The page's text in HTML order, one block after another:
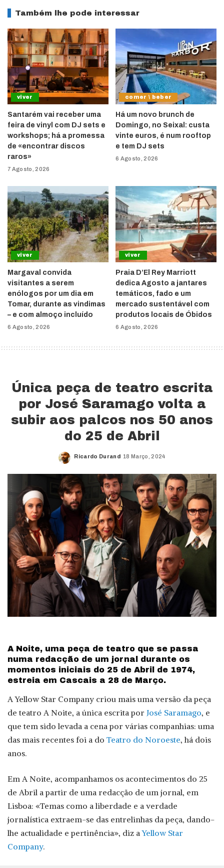
Também lhe pode interessar
viver
Santarém vai receber uma
feira de vinyl com DJ sets e
workshops; há a promessa
de «encontrar discos
raros»
7 Agosto, 2026
comer \ beber
Há um novo brunch de
Domingo, no Seixal: custa
vinte euros, é num rooftop
e tem DJ sets
6 Agosto, 2026
viver
Margaval convida
visitantes a serem
enólogos por um dia em
Tomar, durante as vindimas
– e com almoço incluído
6 Agosto, 2026
viver
Praia D’El Rey Marriott
dedica Agosto a jantares
temáticos, fado e um
mercado sustentável com
produtos locais de Óbidos
6 Agosto, 2026
Única peça de teatro escrita
por José Saramago volta a
subir aos palcos nos 50 anos
do 25 de Abril
Posted
Ricardo Durand 18 Março, 2024
A Noite, uma peça de teatro que se passa
numa redacção de um jornal durante os
momentos iniciais do 25 de Abril de 1974,
estreia em Cascais a 28 de Março.
A Yellow Star Company criou mais uma versão da peça
de teatro A Noite, a única escrita por José Saramago, e
que tem sido levada a cena por várias companhias: uma
das mais recentes foi a do Teatro do Noroeste, há dois
anos.
Em A Noite, acompanhamos os acontecimentos do 25
de Abril a partir de uma redacção de um jornal, em
Lisboa: «Temas como a liberdade e a verdade
jornalística extraem-se das entrelinhas da peça, dando-
lhe actualidade e pertinência», diz aYellow Star
Company.